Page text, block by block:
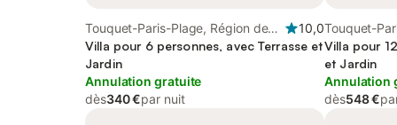
Touquet-Paris-Plage, Région de
Montreuil
10,0
Villa pour 6 personnes, avec Terrasse et
Jardin
Annulation gratuite
dès340 €par nuit
Touquet-
Montreuil
Villa pour
et Jardin
Annulation
dès548 €